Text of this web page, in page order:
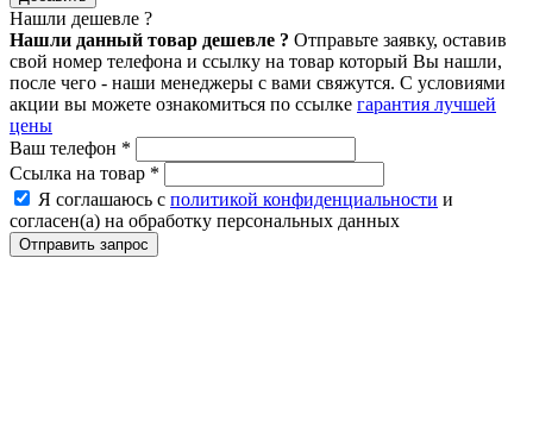
Нашли дешевле ?
Нашли данный товар дешевле ? Отправьте заявку, оставив
свой номер телефона и ссылку на товар который Вы нашли,
после чего - наши менеджеры с вами свяжутся. С условиями
акции вы можете ознакомиться по ссылке гарантия лучшей
цены
Ваш телефон *
Ссылка на товар *
Я соглашаюсь с политикой конфиденциальности и
согласен(а) на обработку персональных данных